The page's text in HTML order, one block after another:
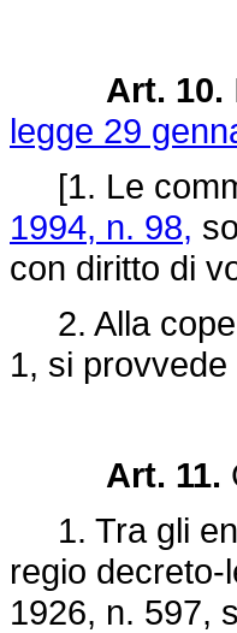
Art. 10.
legge 29
[1. Le
1994, n. 98,
con diritto di
2. Alla
1, si
Art. 11.
1. Tra gli
regio decreto-
1926, n. 597,